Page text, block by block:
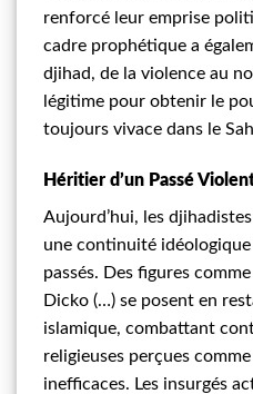
renforcé leur emprise
cadre prophétique a
djihad, de la violence au
légitime pour obtenir le
toujours vivace dans le
Héritier d’un Passé
Aujourd’hui, les
une continuité
passés. Des figures
Dicko (…) se posent en
islamique, combattant
religieuses perçues
inefficaces. Les insurgés